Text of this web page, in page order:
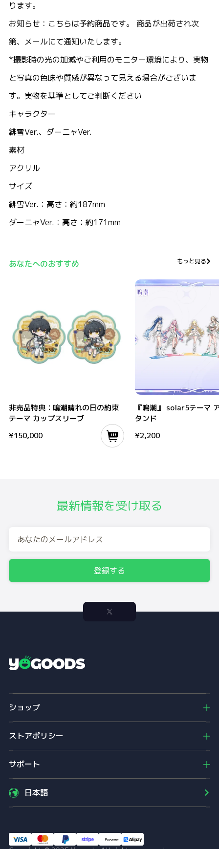
ります。
お知らせ：こちらは予約商品です。 商品が出荷され次
第、メールにて通知いたします。
*撮影時の光の加減やご利用のモニター環境により、実物
と写真の色味や質感が異なって見える場合がございま
す。実物を基準としてご判断ください
キャラクター
緋雪Ver.、ダーニャVer.
素材
アクリル
サイズ
緋雪Ver.：高さ：約187mm
ダーニャVer.：高さ：約171mm
あなたへのおすすめ もっと見る
非売品特典：鳴潮晴れの日の約束
テーマ カップスリーブ
¥150,000
『鳴潮』 solar5テーマ
タンド
¥2,200
最新情報を受け取る
登録する
g
oショップ
ストアポリシー
サポート
日本語